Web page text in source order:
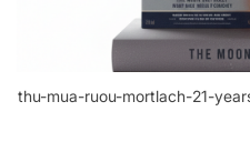
thu-mua-ruou-mortlach-21-